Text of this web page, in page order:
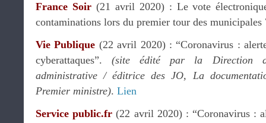
France Soir(21 avril 2020) : Le vote
contaminations lors du premier tour des
Vie Publique (22 avril 2020) : “Coronavirus :
cyberattaques”.(site édité par la Direction
administrative / éditrice des JO, La
Premier ministre). Lien
Service public.fr (22 avril 2020) : “Coronavirus :